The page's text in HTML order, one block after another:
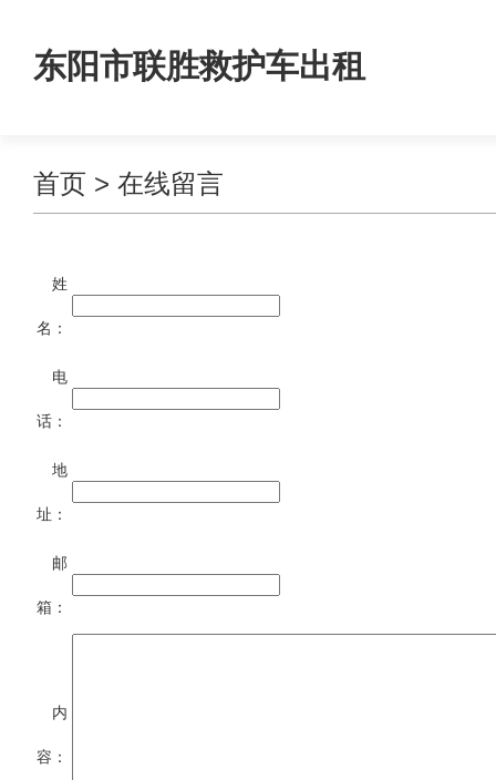
东阳市联胜救护车出租
首页 > 在线留言
姓
名：
电
话：
地
址：
邮
箱：
内
容：